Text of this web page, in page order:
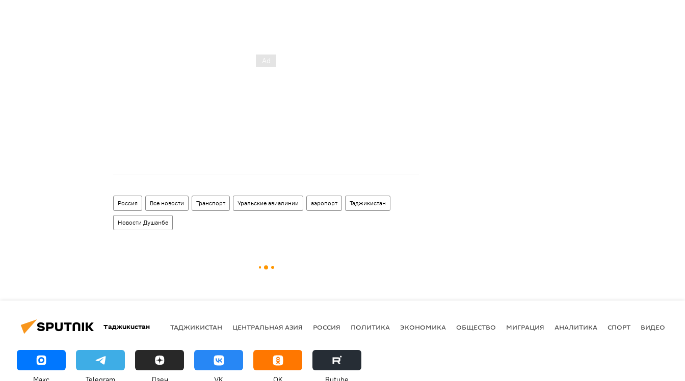
Россия Все новости Транспорт Уральские авиалинии аэропорт Таджикистан
Новости Душанбе
Таджикистан ТАДЖИКИСТАН ЦЕНТРАЛЬНАЯ АЗИЯ РОССИЯ ПОЛИТИКА ЭКОНОМИКА ОБЩЕСТВО МИГРАЦИЯ АНАЛИТИКА СПОРТ ВИДЕО